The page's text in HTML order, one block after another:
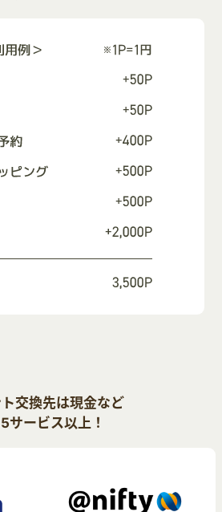
交換先は現金など
サービス以上！